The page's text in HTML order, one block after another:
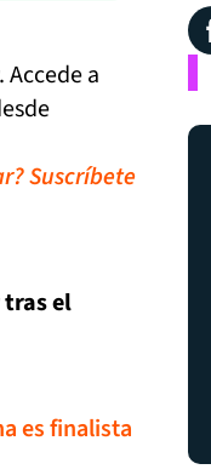
a
Suscríbete
tras el
es finalista